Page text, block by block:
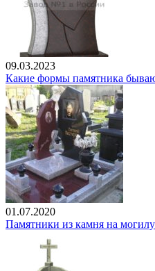
09.03.2023
Какие формы памятника
01.07.2020
Памятники из камня на могилу